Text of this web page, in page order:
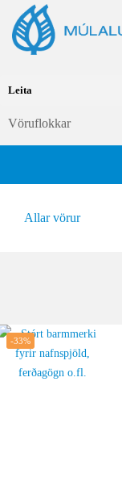
Vöruflokkar
Allar vörur
-33%